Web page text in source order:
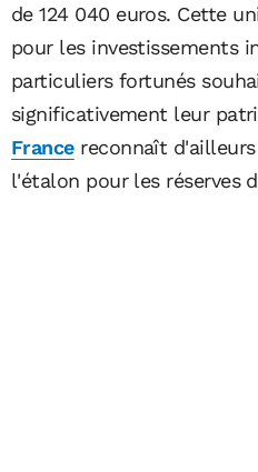
de 124 040 euros. Cette
pour les investissements
particuliers fortunés
significativement leur
Francereconnaît
l'étalon pour les réserves